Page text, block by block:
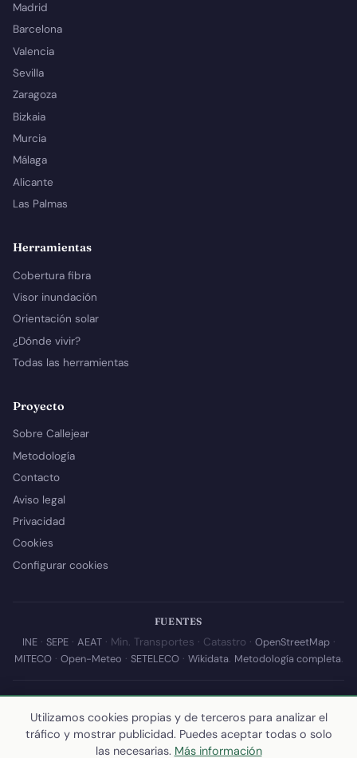
Madrid
Barcelona
Valencia
Sevilla
Zaragoza
Bizkaia
Murcia
Málaga
Alicante
Las Palmas
Herramientas
Cobertura fibra
Visor inundación
Orientación solar
¿Dónde vivir?
Todas las herramientas
Proyecto
Sobre Callejear
Metodología
Contacto
Aviso legal
Privacidad
Cookies
Configurar cookies
FUENTES
INE· SEPE· AEAT· Min. Transportes · Catastro · OpenStreetMap·
MITECO· Open-Meteo · SETELECO· Wikidata. Metodología completa.
© 2026 Callejear.com — Directorio municipal de España con datos
abiertos. Desarrollado y mantenido porYoel Castaño.
Última actualización de esta página:10 de julio de 2026
Utilizamos cookies propias y de terceros para analizar el
tráfico y mostrar publicidad. Puedes aceptar todas o solo
las necesarias. Más información